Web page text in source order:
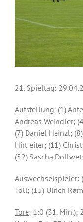
21. Spieltag:
Aufstellung: (1)
Andreas Weindler;
(7) Daniel Heinzl;
Hirtreiter; (11)
(52) Sascha
Auswechselspieler:
Toll; (15) Ulrich
Tore: 1:0 (31. Min.);